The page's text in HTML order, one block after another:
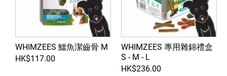
WHIMZEES 鱷魚潔齒骨 M
HK$117.00
WHIMZEES 專用雜錦禮盒
S - M - L
HK$236.00